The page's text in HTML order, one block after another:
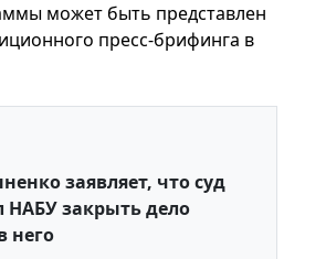
может быть представлен
пресс-брифинга в
заявляет, что суд
НАБУ закрыть дело
него